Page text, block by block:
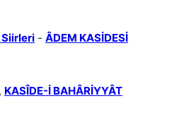
- ÂDEM KASİDESİ
, KASÎDE-İ BAHÂRİYYÂT